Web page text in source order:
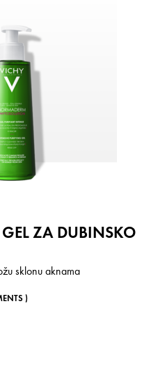
ZA DUBINSKO
sklonu aknama
)